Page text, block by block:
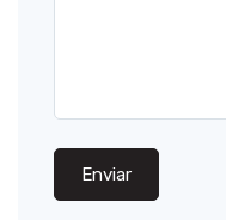
Enviar